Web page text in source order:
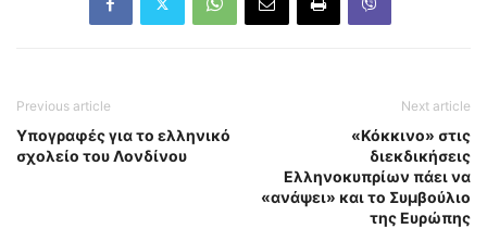
Previous article
Υπογραφές για το ελληνικό
σχολείο του Λονδίνου
Next article
«Κόκκινο» στις
διεκδικήσεις
Ελληνοκυπρίων πάει να
«ανάψει» και το Συμβούλιο
της Ευρώπης